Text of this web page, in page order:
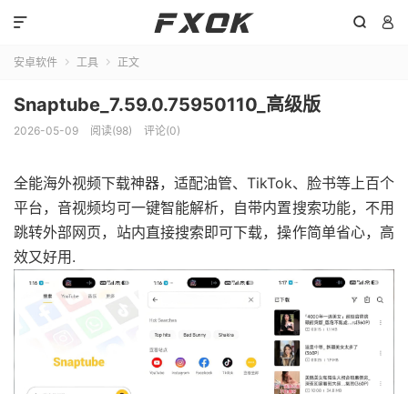
 

安卓软件  工具  正文
Snaptube_7.59.0.75950110_高级版
2026-05-09 阅读(98) 评论(0)
全能海外视频下载神器，适配油管、TikTok、脸书等上百个
平台，音视频均可一键智能解析，自带内置搜索功能，不用
跳转外部网页，站内直接搜索即可下载，操作简单省心，高
效又好用.